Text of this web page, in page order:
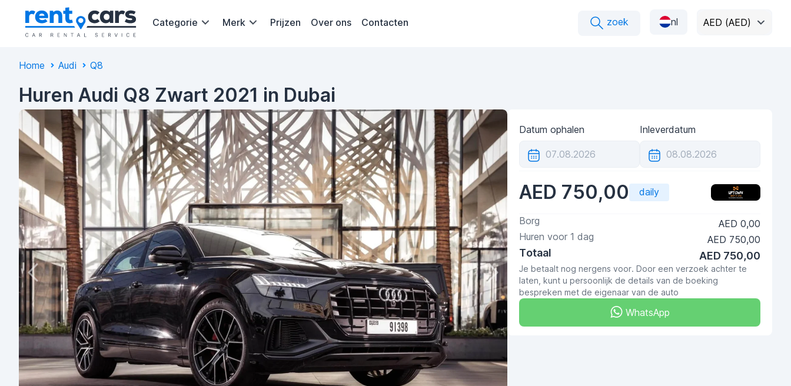
Categorie Merk Prijzen Over ons Contacten zoek nl AED (AED)
Home Audi Q8
Huren Audi Q8 Zwart 2021 in Dubai
Datum ophalen Inleverdatum
AED 750,00 daily
Borg
AED 0,00
Huren voor 1 dag AED 750,00
Totaal AED 750,00
Je betaalt nog nergens voor. Door een verzoek achter te
laten, kunt u persoonlijk de details van de boeking
bespreken met de eigenaar van de auto
WhatsApp